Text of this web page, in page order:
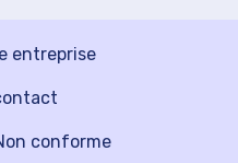
entreprise
conforme